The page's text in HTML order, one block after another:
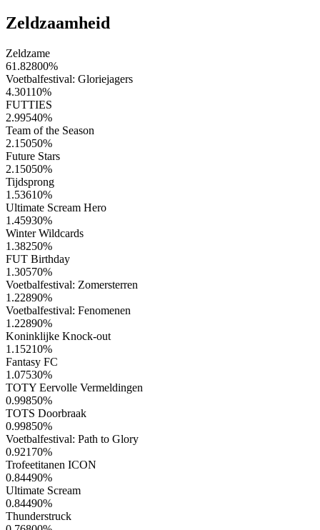
Zeldzaamheid
Zeldzame
61.82800%
Voetbalfestival: Gloriejagers
4.30110%
FUTTIES
2.99540%
Team of the Season
2.15050%
Future Stars
2.15050%
Tijdsprong
1.53610%
Ultimate Scream Hero
1.45930%
Winter Wildcards
1.38250%
FUT Birthday
1.30570%
Voetbalfestival: Zomersterren
1.22890%
Voetbalfestival: Fenomenen
1.22890%
Koninklijke Knock-out
1.15210%
Fantasy FC
1.07530%
TOTY Eervolle Vermeldingen
0.99850%
TOTS Doorbraak
0.99850%
Voetbalfestival: Path to Glory
0.92170%
Trofeetitanen ICON
0.84490%
Ultimate Scream
0.84490%
Thunderstruck